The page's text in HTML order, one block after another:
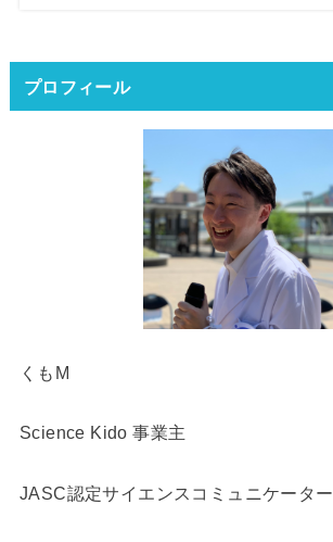
プロフィール
くもM
Science Kido 事業主
JASC認定サイエンスコミュニケーター